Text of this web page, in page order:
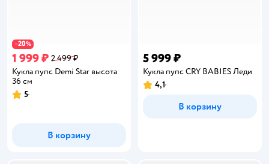
−20%
1 999 ₽ 2 499 ₽
Кукла пупс Demi Star высота
36 см
Рейтинг:
5
В корзину
5 999 ₽
Кукла пупс CRY BABIES Леди
Рейтинг:
4,1
В корзину